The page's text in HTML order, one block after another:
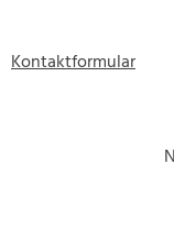
Kontaktformular